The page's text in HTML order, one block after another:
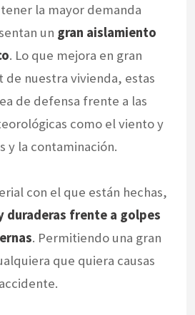
la mayor demanda
un gran aislamiento
. Lo que mejora en gran
nuestra vivienda, estas
de defensa frente a las
como el viento y
y la contaminación.
con el que están hechas,
duraderas frente a golpes
. Permitiendo una gran
que quiera causas